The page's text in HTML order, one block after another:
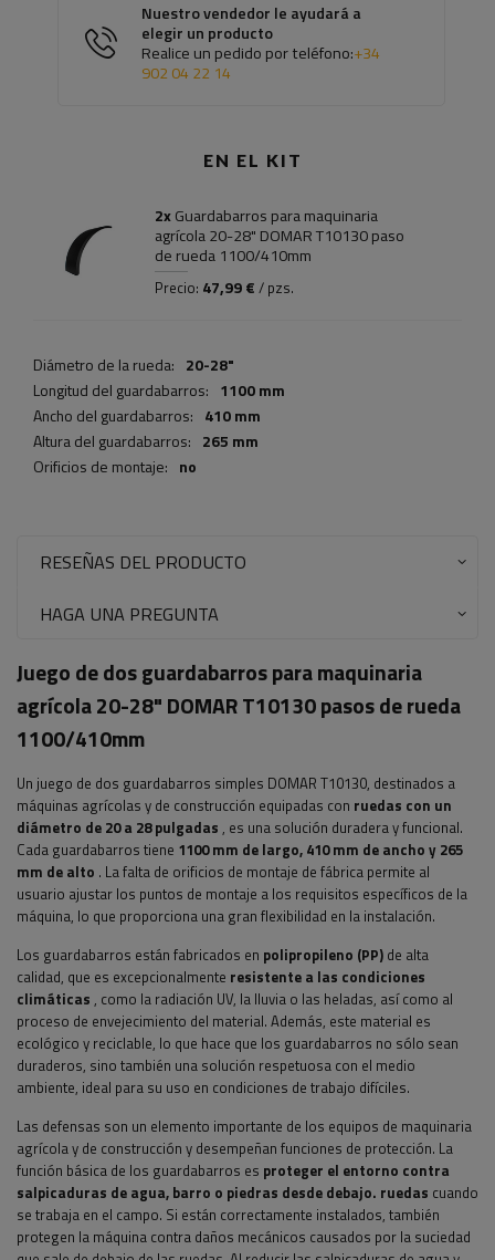
Nuestro vendedor le ayudará a
elegir un producto
Realice un pedido por teléfono:+34
902 04 22 14
EN EL KIT
2xGuardabarros para maquinaria
agrícola 20-28" DOMAR T10130 paso
de rueda 1100/410mm
Precio: 47,99 € / pzs.
Diámetro de la rueda: 20-28"
Longitud del guardabarros: 1100 mm
Ancho del guardabarros: 410 mm
Altura del guardabarros: 265 mm
Orificios de montaje: no
RESEÑAS DEL PRODUCTO
HAGA UNA PREGUNTA
Juego de dos guardabarros para maquinaria
agrícola 20-28" DOMAR T10130 pasos de rueda
1100/410mm
Un juego de dos guardabarros simples DOMAR T10130, destinados a
máquinas agrícolas y de construcción equipadas con ruedas con un
diámetro de 20 a 28 pulgadas , es una solución duradera y funcional.
Cada guardabarros tiene 1100 mm de largo, 410 mm de ancho y 265
mm de alto . La falta de orificios de montaje de fábrica permite al
usuario ajustar los puntos de montaje a los requisitos específicos de la
máquina, lo que proporciona una gran flexibilidad en la instalación.
Los guardabarros están fabricados en polipropileno (PP) de alta
calidad, que es excepcionalmente resistente a las condiciones
climáticas , como la radiación UV, la lluvia o las heladas, así como al
proceso de envejecimiento del material. Además, este material es
ecológico y reciclable, lo que hace que los guardabarros no sólo sean
duraderos, sino también una solución respetuosa con el medio
ambiente, ideal para su uso en condiciones de trabajo difíciles.
Las defensas son un elemento importante de los equipos de maquinaria
agrícola y de construcción y desempeñan funciones de protección. La
función básica de los guardabarros es proteger el entorno contra
salpicaduras de agua, barro o piedras desde debajo. ruedas cuando
se trabaja en el campo. Si están correctamente instalados, también
protegen la máquina contra daños mecánicos causados ​​por la suciedad